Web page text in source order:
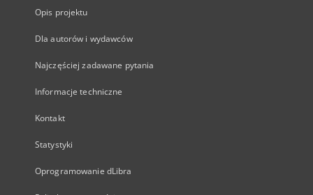
Opis projektu
Dla autorów i wydawców
Najczęściej zadawane pytania
Informacje techniczne
Kontakt
Statystyki
Oprogramowanie dLibra